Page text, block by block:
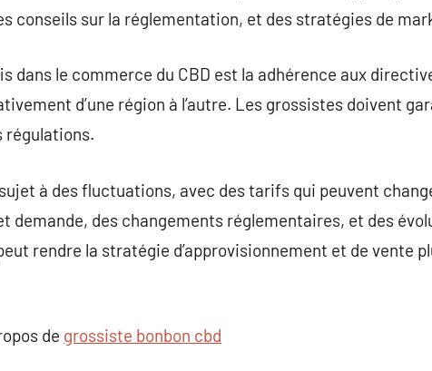
conseils sur la réglementation, et des stratégies de
dans le commerce du CBD est la adhérence aux
d’une région à l’autre. Les grossistes doivent
régulations.
à des fluctuations, avec des tarifs qui peuvent
demande, des changements réglementaires, et des
rendre la stratégie d’approvisionnement et de vente
de grossiste bonbon cbd